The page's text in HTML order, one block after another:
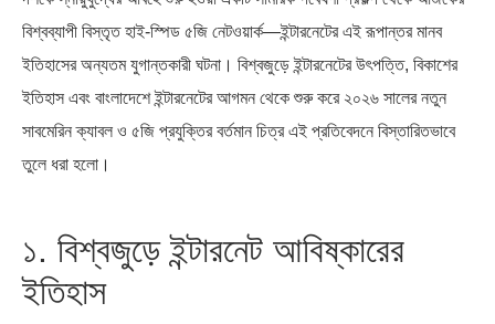
বিশ্বব্যাপী বিস্তৃত হাই-স্পিড ৫জি নেটওয়ার্ক—ইন্টারনেটের এই রূপান্তর মানব
ইতিহাসের অন্যতম যুগান্তকারী ঘটনা। বিশ্বজুড়ে ইন্টারনেটের উৎপত্তি, বিকাশের
ইতিহাস এবং বাংলাদেশে ইন্টারনেটের আগমন থেকে শুরু করে ২০২৬ সালের নতুন
সাবমেরিন ক্যাবল ও ৫জি প্রযুক্তির বর্তমান চিত্র এই প্রতিবেদনে বিস্তারিতভাবে
তুলে ধরা হলো।
১. বিশ্বজুড়ে ইন্টারনেট আবিষ্কারের
ইতিহাস